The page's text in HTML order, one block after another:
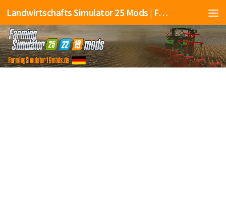
Landwirtschafts Simulator 25 Mods | Farming Simulator 25 Mods | FS25 Mods